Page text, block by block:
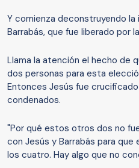
Y comienza deconstruyendo la
Barrabás, que fue liberado por
Llama la atención el hecho de
dos personas para esta
Entonces Jesús fue
condenados.
"Por qué estos otros dos no
con Jesús y Barrabás para
los cuatro. Hay algo que no